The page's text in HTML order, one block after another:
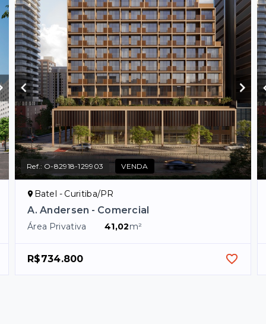
Ref.: O-82918-129903 VENDA
Batel - Curitiba/PR
A. Andersen - Comercial
Área Privativa 41,02m²
R$734.800